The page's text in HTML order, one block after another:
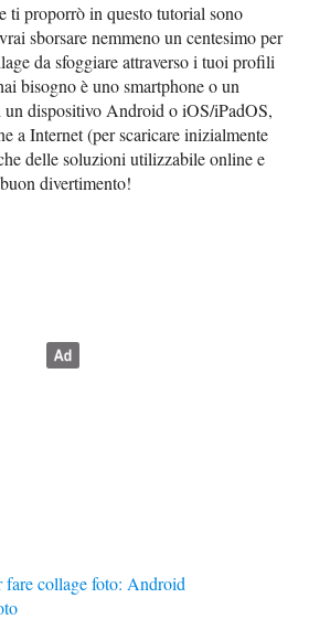
ti proporrò in questo tutorial sono
sborsare nemmeno un centesimo per
da sfoggiare attraverso i tuoi profili
bisogno è uno smartphone o un
un dispositivo Android o iOS/iPadOS,
a Internet (per scaricare inizialmente
delle soluzioni utilizzabile online e
divertimento!
fare collage foto: Android